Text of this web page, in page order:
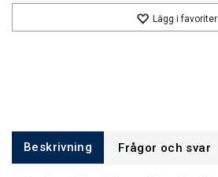
Lägg i favoriter
Beskrivning Frågor och svar